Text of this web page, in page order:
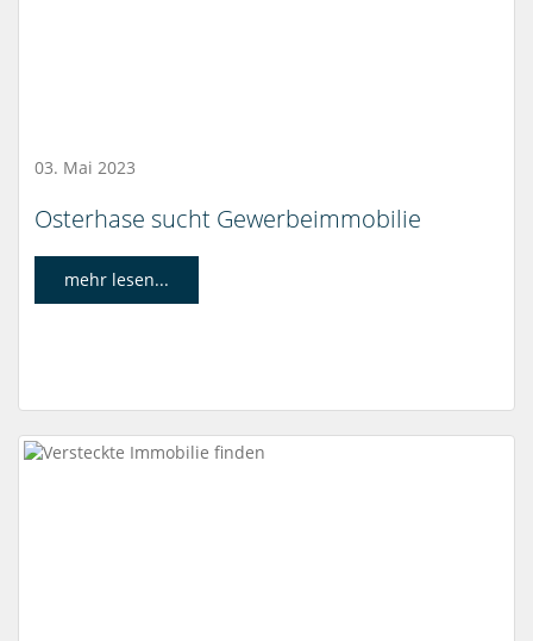
03. Mai 2023
Osterhase sucht Gewerbeimmobilie
mehr lesen...